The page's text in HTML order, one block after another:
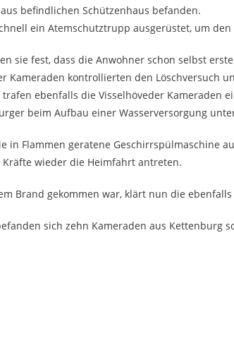
befindlichen Schützenhaus befanden.
ein Atemschutztrupp ausgerüstet, um
sie fest, dass die Anwohner schon selbst
Kameraden kontrollierten den Löschversuch
ebenfalls die Visselhöveder Kameraden
beim Aufbau einer Wasserversorgung
in Flammen geratene Geschirrspülmaschine
Kräfte wieder die Heimfahrt antreten.
Brand gekommen war, klärt nun die
sich zehn Kameraden aus Kettenburg